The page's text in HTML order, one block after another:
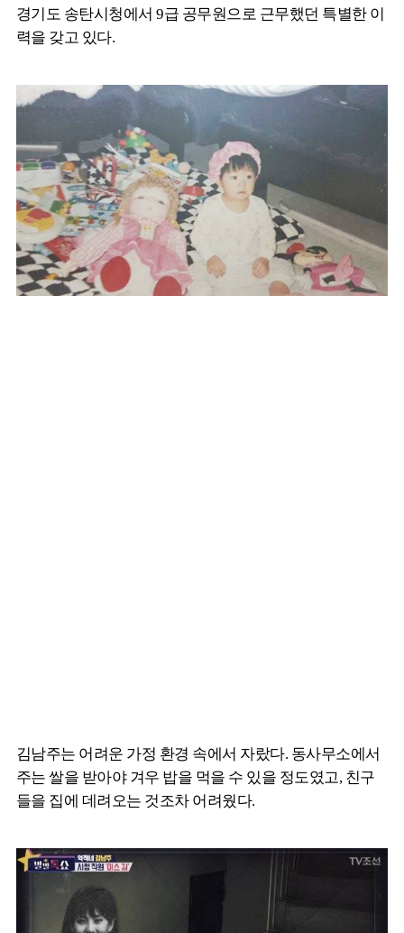
경기도 송탄시청에서 9급 공무원으로 근무했던 특별한 이
력을 갖고 있다.
김남주는 어려운 가정 환경 속에서 자랐다. 동사무소에서
주는 쌀을 받아야 겨우 밥을 먹을 수 있을 정도였고, 친구
들을 집에 데려오는 것조차 어려웠다.